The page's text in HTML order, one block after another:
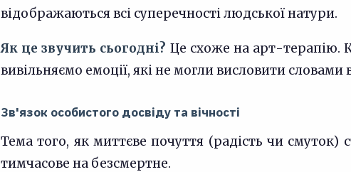
відображаються всі суперечності людської натури.
Як це звучить сьогодні? Це схоже на арт-терапію.
вивільняємо емоції, які не могли висловити словами
Зв'язок особистого досвіду та вічності
Тема того, як миттєве почуття (радість чи смуток)
тимчасове на безсмертне.